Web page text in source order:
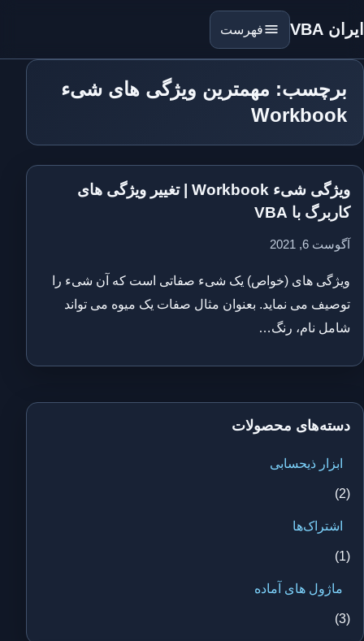
ایران VBA فهرست
برچسب: مهمترین ویژگی های شیء
Workbook
ویژگی شیء Workbook | تغییر ویژگی های
کاربرگ با VBA
آگوست 6, 2021
ویژگی های (خواص) یک شیء صفاتی است که آن شیء را
توصیف می نماید. بعنوان مثال صفات یک میوه می تواند
شامل نام، رنگ…
دسته‌های محصولات
ابزار ذیحسابی
(2)
اشتراک‌ها
(1)
ماژول های آماده
(3)